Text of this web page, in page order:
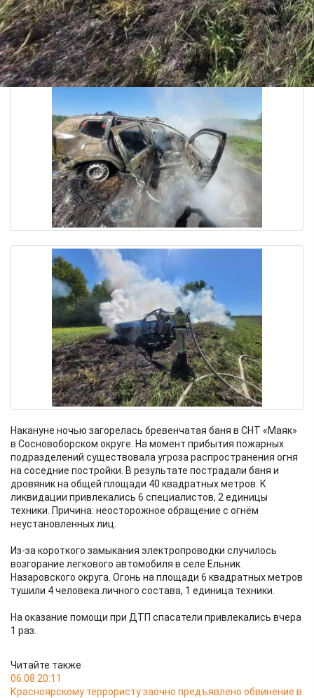
Накануне ночью загорелась бревенчатая баня в СНТ «Маяк»
в Сосновоборском округе. На момент прибытия пожарных
подразделений существовала угроза распространения огня
на соседние постройки. В результате пострадали баня и
дровяник на общей площади 40 квадратных метров. К
ликвидации привлекались 6 специалистов, 2 единицы
техники. Причина: неосторожное обращение с огнём
неустановленных лиц.
Из-за короткого замыкания электропроводки случилось
возгорание легкового автомобиля в селе Ельник
Назаровского округа. Огонь на площади 6 квадратных метров
тушили 4 человека личного состава, 1 единица техники.
На оказание помощи при ДТП спасатели привлекались вчера
1 раз.
Читайте также
06.08 20:11
Красноярскому террористу заочно предъявлено обвинение в